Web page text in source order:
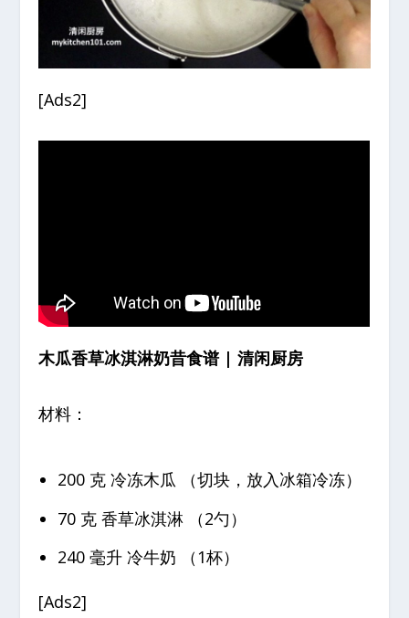
[Ads2]
木瓜香草冰淇淋奶昔食谱 | 清闲厨房
材料：
200 克 冷冻木瓜 （切块，放入冰箱冷冻）
70 克 香草冰淇淋 （2勺）
240 毫升 冷牛奶 （1杯）
[Ads2]